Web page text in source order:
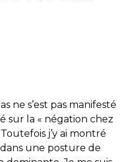
ne s’est pas manifesté
sur la « négation chez
j’y ai montré
une posture de